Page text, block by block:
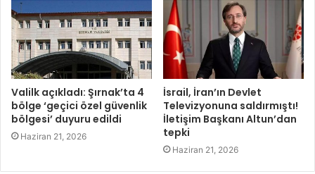
Valilk açıkladı: Şırnak’ta 4
bölge ‘geçici özel güvenlik
bölgesi’ duyuru edildi
Haziran 21, 2026
İsrail, İran’ın Devlet
Televizyonuna saldırmıştı!
İletişim Başkanı Altun’dan
tepki
Haziran 21, 2026